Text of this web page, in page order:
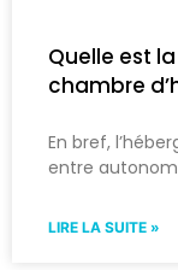
Quelle est
chambre
En bref,
entre
LIRE LA SUITE »